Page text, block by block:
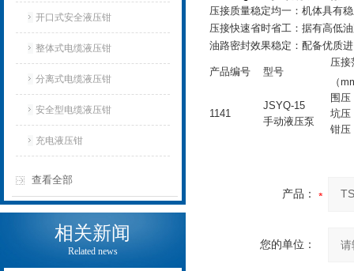
开口式安全液压钳
整体式电缆液压钳
分离式电缆液压钳
安全型电缆液压钳
充电液压钳
查看全部
相关新闻
Related news
压接质量稳定均一：机体具有
压接快速省时省工：据有高低
油路密封效果稳定：配备优质
产品编号 型号
压接
（
1141
JSYQ-15
手动液压泵
围
坑压
钳压
产品：
您的单位：